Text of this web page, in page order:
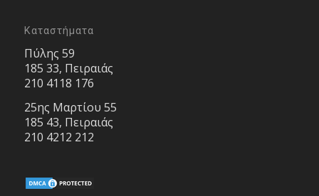
Καταστήματα
Πύλης 59
185 33, Πειραιάς
210 4118 176
25ης Μαρτίου 55
185 43, Πειραιάς
210 4212 212